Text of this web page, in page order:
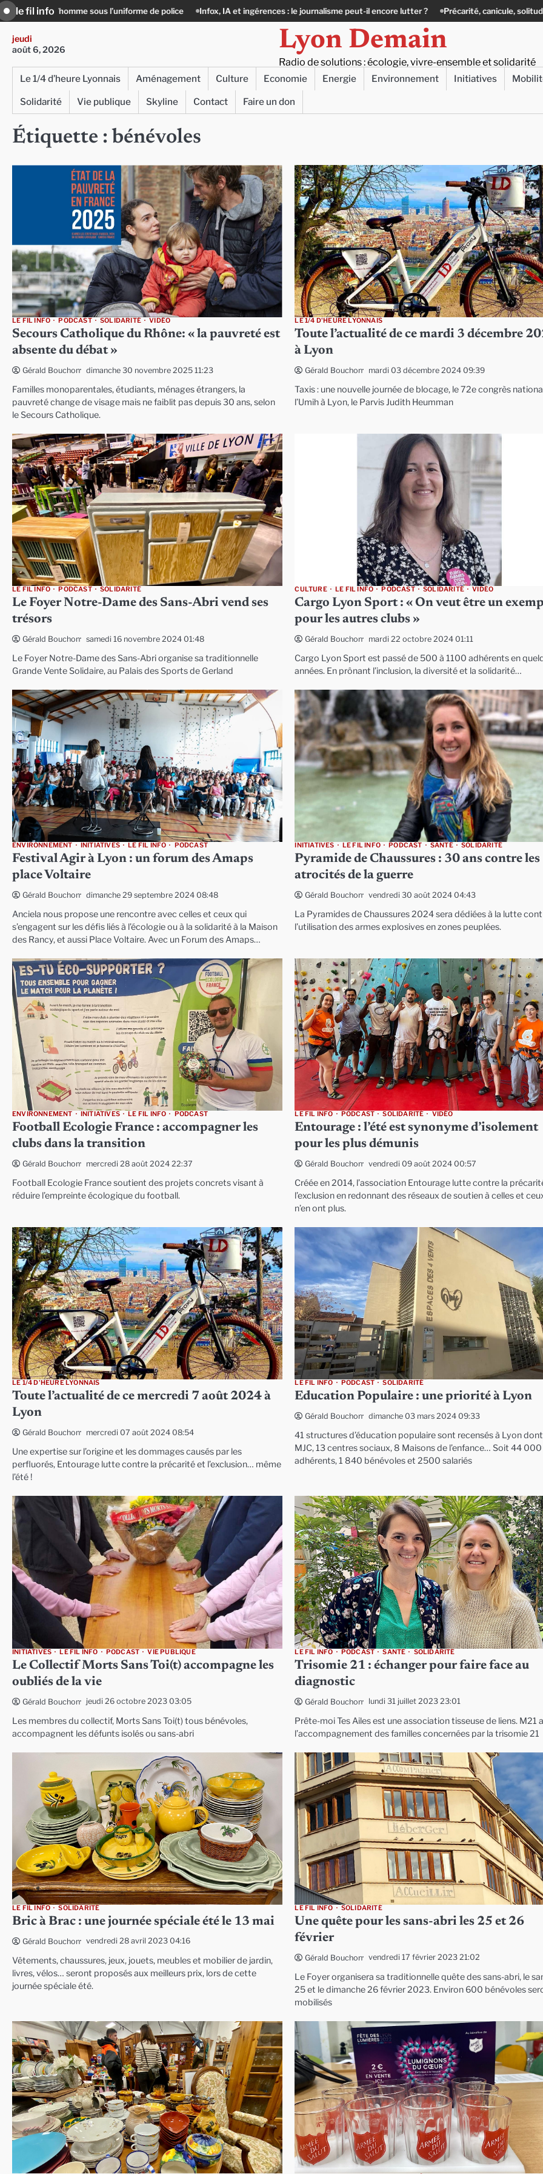
Skip
to
content
le fil info
de police Infox, IA et ingérences : le journalisme peut-il encore lutter ? Précarité, canicule, solitude : quand le lien social devient
jeudi
août 6, 2026
Lyon Demain
Radio de solutions : écologie, vivre-ensemble et solidarité
Le 1/4 d’heure Lyonnais Aménagement Culture Economie Energie Environnement Initiatives
Solidarité
Vie publique Skyline Contact Faire un don
Étiquette : bénévoles
LE FIL INFO PODCAST SOLIDARITÉ VIDÉO
Secours Catholique du Rhône: « la pauvreté est
absente du débat »
Gérald Bouchon dimanche 30 novembre 2025 11:23
Familles monoparentales, étudiants, ménages étrangers, la
pauvreté change de visage mais ne faiblit pas depuis 30 ans, selon
le Secours Catholique.
LE 1/4 D'HEURE LYONNAIS
Toute l’actualité de ce mardi 3 décembre
à Lyon
Gérald Bouchon mardi 03 décembre 2024 09:39
Taxis : une nouvelle journée de blocage, le 72e congrès
l’Umih à Lyon, le Parvis Judith Heumman
LE FIL INFO PODCAST SOLIDARITÉ
Le Foyer Notre-Dame des Sans-Abri vend ses
trésors
Gérald Bouchon samedi 16 novembre 2024 01:48
Le Foyer Notre-Dame des Sans-Abri organise sa traditionnelle
Grande Vente Solidaire, au Palais des Sports de Gerland
CULTURE LE FIL INFO PODCAST SOLIDARITÉ VIDÉO
Cargo Lyon Sport : « On veut être un
pour les autres clubs »
Gérald Bouchon mardi 22 octobre 2024 01:11
Cargo Lyon Sport est passé de 500 à 1100 adhérents en
années. En prônant l’inclusion, la diversité et la solidarité…
ENVIRONNEMENT INITIATIVES LE FIL INFO PODCAST
Festival Agir à Lyon : un forum des Amaps
place Voltaire
Gérald Bouchon dimanche 29 septembre 2024 08:48
Anciela nous propose une rencontre avec celles et ceux qui
s’engagent sur les défis liés à l’écologie ou à la solidarité à la Maison
des Rancy, et aussi Place Voltaire. Avec un Forum des Amaps…
INITIATIVES LE FIL INFO PODCAST SANTÉ SOLIDARITÉ
Pyramide de Chaussures : 30 ans contre les
atrocités de la guerre
Gérald Bouchon vendredi 30 août 2024 04:43
La Pyramides de Chaussures 2024 sera dédiées à la lutte
l’utilisation des armes explosives en zones peuplées.
ENVIRONNEMENT INITIATIVES LE FIL INFO PODCAST
Football Ecologie France : accompagner les
clubs dans la transition
Gérald Bouchon mercredi 28 août 2024 22:37
Football Ecologie France soutient des projets concrets visant à
réduire l’empreinte écologique du football.
LE FIL INFO PODCAST SOLIDARITÉ VIDÉO
Entourage : l’été est synonyme d’isolement
pour les plus démunis
Gérald Bouchon vendredi 09 août 2024 00:57
Créée en 2014, l’association Entourage lutte contre la
l’exclusion en redonnant des réseaux de soutien à celles et
n’en ont plus.
LE 1/4 D'HEURE LYONNAIS
Toute l’actualité de ce mercredi 7 août 2024 à
Lyon
Gérald Bouchon mercredi 07 août 2024 08:54
Une expertise sur l’origine et les dommages causés par les
perfluorés, Entourage lutte contre la précarité et l’exclusion… même
l’été !
LE FIL INFO PODCAST SOLIDARITÉ
Education Populaire : une priorité à Lyon
Gérald Bouchon dimanche 03 mars 2024 09:33
41 structures d’éducation populaire sont recensés à Lyon
MJC, 13 centres sociaux, 8 Maisons de l’enfance… Soit 44 000
adhérents, 1 840 bénévoles et 2500 salariés
INITIATIVES LE FIL INFO PODCAST VIE PUBLIQUE
Le Collectif Morts Sans Toi(t) accompagne les
oubliés de la vie
Gérald Bouchon jeudi 26 octobre 2023 03:05
Les membres du collectif, Morts Sans Toi(t) tous bénévoles,
accompagnent les défunts isolés ou sans-abri
LE FIL INFO PODCAST SANTÉ SOLIDARITÉ
Trisomie 21 : échanger pour faire face au
diagnostic
Gérald Bouchon lundi 31 juillet 2023 23:01
Prête-moi Tes Ailes est une association tisseuse de liens. M21
l’accompagnement des familles concernées par la trisomie 21
LE FIL INFO SOLIDARITÉ
Bric à Brac : une journée spéciale été le 13 mai
Gérald Bouchon vendredi 28 avril 2023 04:16
Vêtements, chaussures, jeux, jouets, meubles et mobilier de jardin,
livres, vélos… seront proposés aux meilleurs prix, lors de cette
journée spéciale été.
LE FIL INFO SOLIDARITÉ
Une quête pour les sans-abri les 25 et 26
février
Gérald Bouchon vendredi 17 février 2023 21:02
Le Foyer organisera sa traditionnelle quête des sans-abri, le
25 et le dimanche 26 février 2023. Environ 600 bénévoles
mobilisés